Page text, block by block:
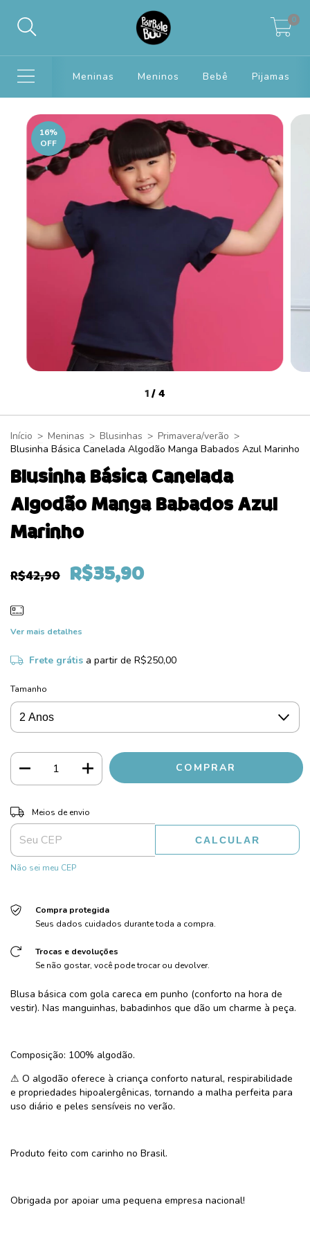
0
Meninas Meninos Bebê Pijamas
16%
OFF
1/4
Início > Meninas > Blusinhas > Primavera/verão >
Blusinha Básica Canelada Algodão Manga Babados Azul Marinho
Blusinha Básica Canelada
Algodão Manga Babados Azul
Marinho
R$42,90 R$35,90
Ver mais detalhes
Frete grátis a partir de R$250,00
Tamanho
Entregas para o CEP:
Meios de envio
CALCULAR
Não sei meu CEP
Compra protegida
Seus dados cuidados durante toda a compra.
Trocas e devoluções
Se não gostar, você pode trocar ou devolver.
Blusa básica com gola careca em punho (conforto na hora de
vestir). Nas manguinhas, babadinhos que dão um charme à peça.
Composição: 100% algodão.
⚠ O algodão oferece à criança conforto natural, respirabilidade
e propriedades hipoalergênicas, tornando a malha perfeita para
uso diário e peles sensíveis no verão.
Produto feito com carinho no Brasil.
Obrigada por apoiar uma pequena empresa nacional!